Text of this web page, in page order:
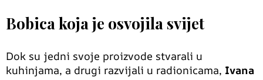
Bobica koja je osvojila svijet
Dok su jedni svoje proizvode stvarali u
kuhinjama, a drugi razvijali u radionicama, Ivana